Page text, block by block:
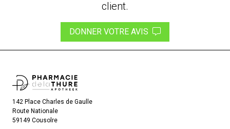
client.
DONNER VOTRE AVIS
142 Place Charles de Gaulle
Route Nationale
59149 Cousolre